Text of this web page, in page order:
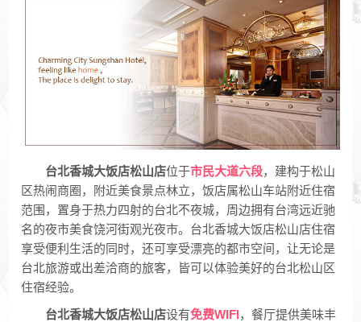
台北香城大饭店松山店位于市民大道六段，建构于松山
区热闹商圈，附近美食景点林立，饭店属松山车站附近住宿
范围，置身于热力四射的台北不夜城，周边拥有台湾远近驰
名的夜市美食饶河街观光夜市。台北香城大饭店松山店住宿
享受便利生活的同时，还可享受漂亮的都市空间，让无论是
台北旅游或出差洽商的旅客，皆可以体验美好的台北松山区
住宿经验。
台北香城大饭店松山店设有免费WIFI，餐厅提供美味丰